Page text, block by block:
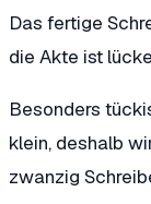
Das fertige
die Akte ist
Besonders
klein, deshalb
zwanzig